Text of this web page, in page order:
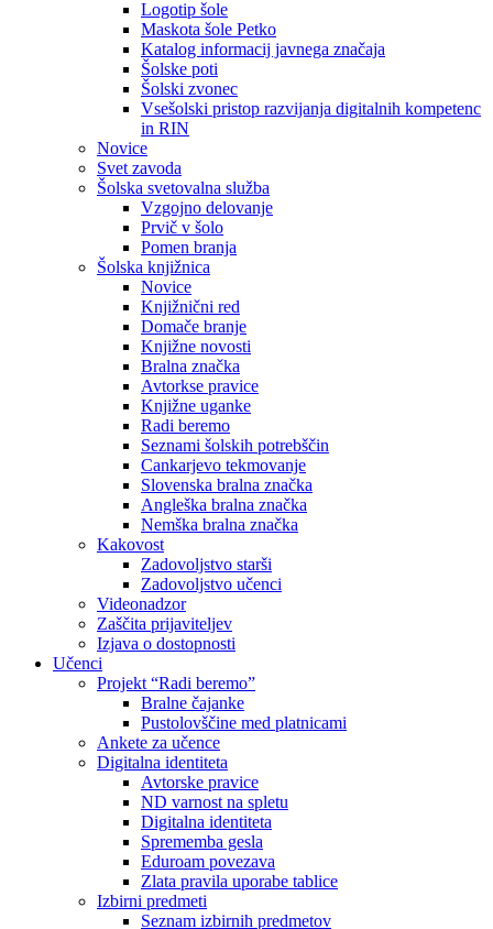
Logotip šole
Maskota šole Petko
Katalog informacij javnega značaja
Šolske poti
Šolski zvonec
Vsešolski pristop razvijanja digitalnih kompetenc
in RIN
Novice
Svet zavoda
Šolska svetovalna služba
Vzgojno delovanje
Prvič v šolo
Pomen branja
Šolska knjižnica
Novice
Knjižnični red
Domače branje
Knjižne novosti
Bralna značka
Avtorkse pravice
Knjižne uganke
Radi beremo
Seznami šolskih potrebščin
Cankarjevo tekmovanje
Slovenska bralna značka
Angleška bralna značka
Nemška bralna značka
Kakovost
Zadovoljstvo starši
Zadovoljstvo učenci
Videonadzor
Zaščita prijaviteljev
Izjava o dostopnosti
Učenci
Projekt “Radi beremo”
Bralne čajanke
Pustolovščine med platnicami
Ankete za učence
Digitalna identiteta
Avtorske pravice
ND varnost na spletu
Digitalna identiteta
Sprememba gesla
Eduroam povezava
Zlata pravila uporabe tablice
Izbirni predmeti
Seznam izbirnih predmetov